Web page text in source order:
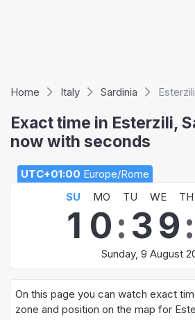
Home Italy Sardinia Esterzili
Exact time in Esterzili,
now with seconds
UTC+01:00 Europe/Rome
SU
MO TU WE TH
1 0: 39:
Sunday, 9 August
On this page you can watch exact
zone and position on the map for